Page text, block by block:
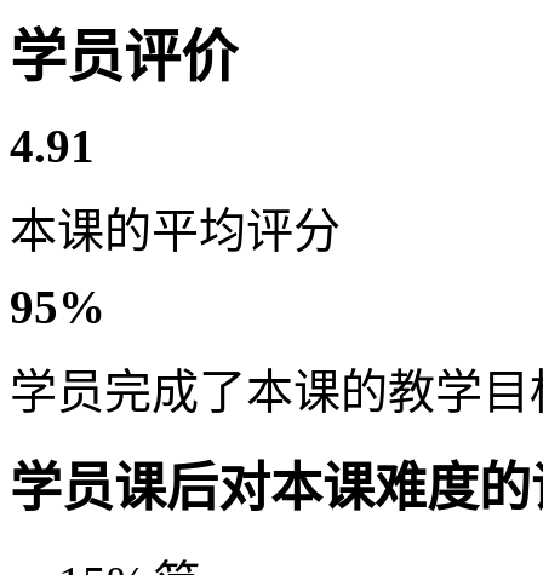
学员评价
4.91
本课的平均评分
95%
学员完成了本课的教学目
学员课后对本课难度